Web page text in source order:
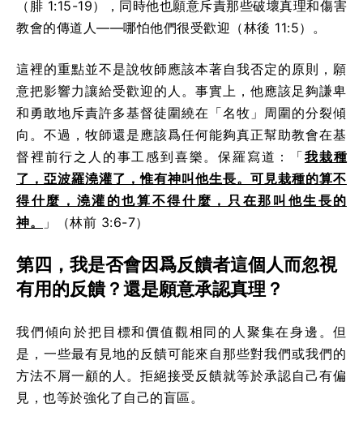
（腓 1:15-19），同時他也願意斥責那些破壞真理和傷害
教會的傳道人——哪怕他們很受歡迎（林後 11:5）。
這裡的重點並不是說牧師應該本著自我否定的原則，願
意把影響力讓給受歡迎的人。事實上，他應該足夠謙卑
和勇敢地斥責許多基督徒圍繞在「名牧」周圍的分裂傾
向。不過，牧師還是應該爲任何能夠真正幫助教會在基
督裡前行之人的事工感到喜樂。保羅寫道：「我栽種
了，亞波羅澆灌了，惟有神叫他生長。可見栽種的算不
得什麼，澆灌的也算不得什麼，只在那叫他生長的
神。
」（林前 3:6-7）
第四，我是否會因爲反饋者這個人而忽視
有用的反饋？還是願意承認真理？
我們傾向於把目標和價值觀相同的人聚集在身邊。但
是，一些最有見地的反饋可能來自那些對我們或我們的
方法不屑一顧的人。拒絕接受反饋就等於承認自己有偏
見，也等於強化了自己的盲區。